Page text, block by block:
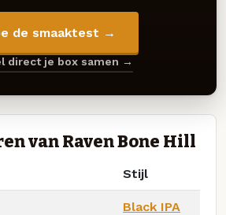
de smaaktest →
direct je box samen →
van Raven Bone Hill
Stijl
Black IPA